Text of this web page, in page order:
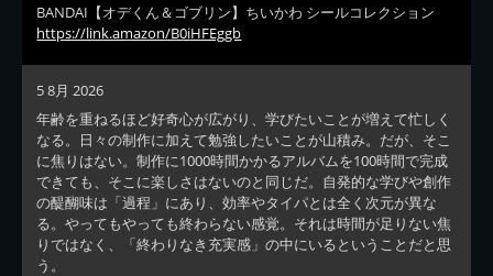
BANDAI【オデくん＆ゴブリン】ちいかわ シールコレクション
https://link.amazon/B0iHFEggb
5 8月 2026
年齢を重ねるほど好奇心が広がり、学びたいことが増えて忙しく
なる。日々の制作に加えて勉強したいことが山積み。だが、そこ
に焦りはない。制作に1000時間かかるアルバムを100時間で完成
できても、そこに楽しさはないのと同じだ。自発的な学びや創作
の醍醐味は「過程」にあり、効率やタイパとは全く次元が異な
る。やってもやっても終わらない感覚。それは時間が足りない焦
りではなく、「終わりなき充実感」の中にいるということだと思
う。